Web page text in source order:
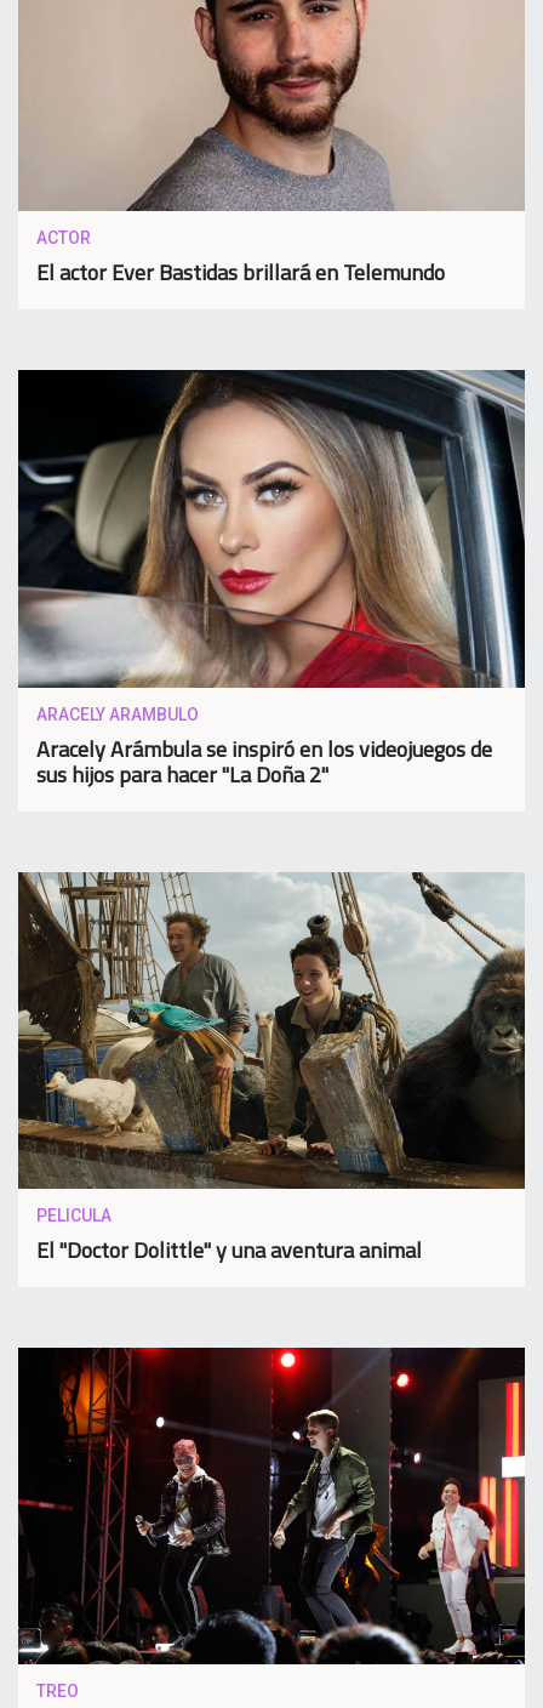
ACTOR
El actor Ever Bastidas brillará en Telemundo
ARACELY ARAMBULO
Aracely Arámbula se inspiró en los videojuegos de
sus hijos para hacer "La Doña 2"
PELICULA
El "Doctor Dolittle" y una aventura animal
TREO